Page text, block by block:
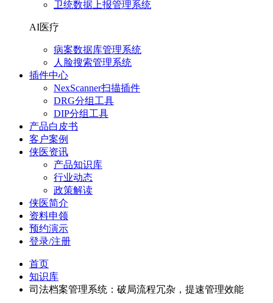
卫统数据上报管理系统
AI医疗
病案数据库管理系统
人脸搜索管理系统
插件中心
NexScanner扫描插件
DRG分组工具
DIP分组工具
产品白皮书
客户案例
侠医资讯
产品知识库
行业动态
政策解读
侠医简介
资料申领
预约演示
登录/注册
首页
知识库
司法档案管理系统：破局流程冗杂，提速管理效能